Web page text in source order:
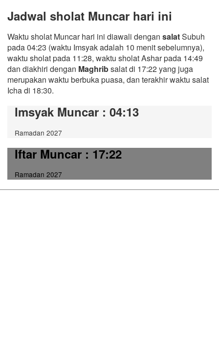
Jadwal sholat Muncar hari ini
Waktu sholat Muncar hari ini diawali dengan salatSubuh
pada 04:23 (waktu Imsyak adalah 10 menit sebelumnya),
waktu sholat pada 11:28, waktu sholat Ashar pada 14:49
dan diakhiri dengan Maghribsalat di 17:22 yang juga
merupakan waktu berbuka puasa, dan terakhir waktu salat
Icha di 18:30.
Imsyak Muncar : 04:13
Ramadan 2027
Iftar Muncar: 17:22
Ramadan 2027